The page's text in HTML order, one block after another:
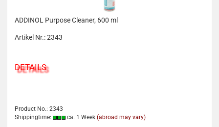
ADDINOL Purpose Cleaner, 600 ml
Artikel Nr.: 2343
DETAILS
Product No.: 2343
Shippingtime:
ca. 1 Week (abroad may vary)